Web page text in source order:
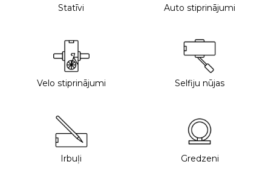
Statīvi Auto stiprinājumi
Velo stiprinājumi Selfiju nūjas
Irbuļi Gredzeni